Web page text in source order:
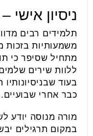
ניסיון אישי
תלמידים רבים
משמעותיות
מתחיל שסיפר כי
ללוות שירים
בעוד
כבר אחרי שבועיים.
מורה מנוסה יודע
במקום תרגילים